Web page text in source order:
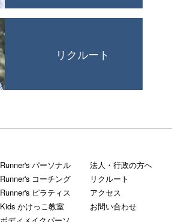
リクルート
Runner's パーソナル
Runner's コーチング
Runner's ピラティス
Kids かけっこ教室
法人・行政の方へ
リクルート
アクセス
お問い合わせ